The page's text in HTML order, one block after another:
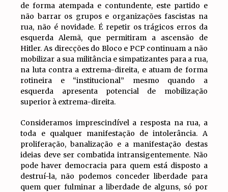
de forma atempada e contundente, este partido e
não barrar os grupos e organizações fascistas na
rua, não é novidade. É repetir os trágicos erros da
esquerda Alemã, que permitiram a ascensão de
Hitler. As direcções do Bloco e PCP continuam a não
mobilizar a sua militância e simpatizantes para a rua,
na luta contra a extrema-direita, e atuam de forma
rotineira e “institucional” mesmo quando a
esquerda apresenta potencial de mobilização
superior à extrema-direita.
Consideramos imprescindível a resposta na rua, a
toda e qualquer manifestação de intolerância. A
proliferação, banalização e a manifestação destas
ideias deve ser combatida intransigentemente. Não
pode haver democracia para quem está disposto a
destruí-la, não podemos conceder liberdade para
quem quer fulminar a liberdade de alguns, só por